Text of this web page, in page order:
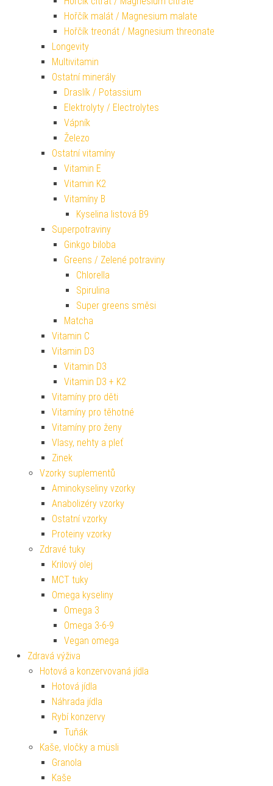
Hořčík malát / Magnesium malate
Hořčík treonát / Magnesium threonate
Longevity
Multivitamin
Ostatní minerály
Draslík / Potassium
Elektrolyty / Electrolytes
Vápník
Železo
Ostatní vitamíny
Vitamin E
Vitamin K2
Vitamíny B
Kyselina listová B9
Superpotraviny
Ginkgo biloba
Greens / Zelené potraviny
Chlorella
Spirulina
Super greens směsi
Matcha
Vitamin C
Vitamin D3
Vitamin D3
Vitamin D3 + K2
Vitamíny pro děti
Vitamíny pro těhotné
Vitamíny pro ženy
Vlasy, nehty a pleť
Zinek
Vzorky suplementů
Aminokyseliny vzorky
Anabolizéry vzorky
Ostatní vzorky
Proteiny vzorky
Zdravé tuky
Krilový olej
MCT tuky
Omega kyseliny
Omega 3
Omega 3-6-9
Vegan omega
Zdravá výživa
Hotová a konzervovaná jídla
Hotová jídla
Náhrada jídla
Rybí konzervy
Tuňák
Kaše, vločky a müsli
Granola
Kaše